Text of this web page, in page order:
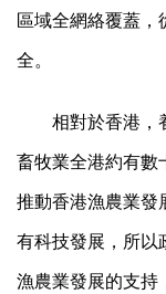
區域全網絡覆蓋
全。
相對於香港，
畜牧業全港約有數
推動香港漁農業發
有科技發展，所以
漁農業發展的支持